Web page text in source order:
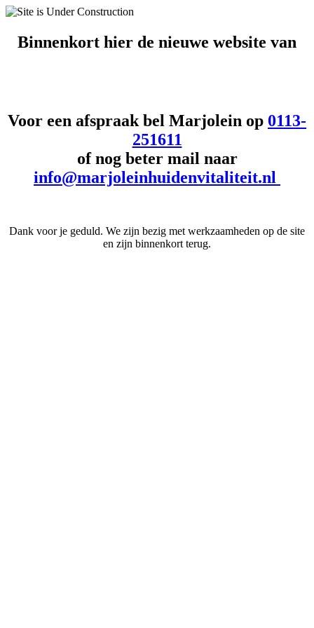
Binnenkort hier de nieuwe website van
Voor een afspraak bel Marjolein op 0113-
251611
of nog beter mail naar
info@marjoleinhuidenvitaliteit.nl
Dank voor je geduld. We zijn bezig met werkzaamheden op de site
en zijn binnenkort terug.